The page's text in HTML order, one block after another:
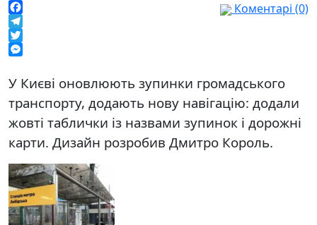
Facebook
Telegram
Twitter
Коментарі (0)
У Києві оновлюють зупинки громадського
транспорту, додають нову навігацію: додали
жовті таблички із назвами зупинок і дорожні
карти. Дизайн розробив Дмитро Король.